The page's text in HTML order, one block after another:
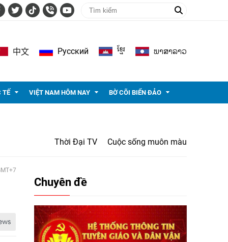
中文 Pусский ខ្មែរ ພາ​ສາ​ລາວ
TẾ VIỆT NAM HÔM NAY BỜ CÕI BIỂN ĐẢO
Thời Đại TV Cuộc sống muôn màu
Chuyên đề